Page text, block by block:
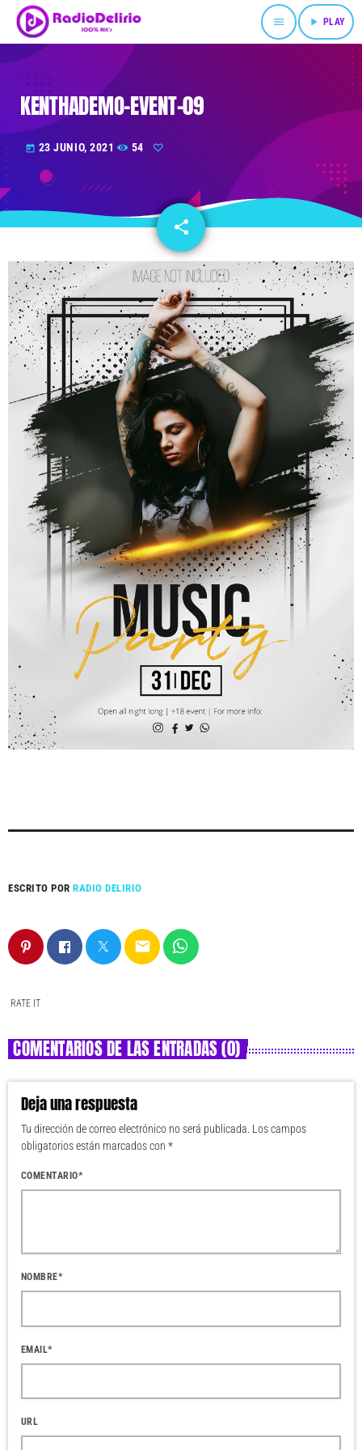
menu play_arrow PLAY
KENTHADEMO-EVENT-09
today 23 JUNIO, 2021 54
share
email
ESCRITO PORRADIO DELIRIO
email
RATE IT
COMENTARIOS DE LAS ENTRADAS (0)
Deja una respuesta
Tu dirección de correo electrónico no será publicada. Los campos
obligatorios están marcados con *
COMENTARIO*
NOMBRE*
EMAIL*
URL